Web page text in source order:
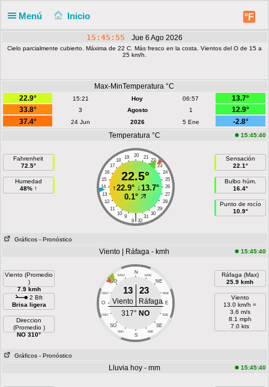
Menú Inicio °F
15:45:55 Jue 6 Ago 2026
Cielo parcialmente cubierto. Máxima de 22 C. Más fresco en la costa. Vientos del O de 15 a
25 km/h.
Max-MinTemperatura °C
22.9°
15:21 Hoy 06:57
13.7°
33.8°
3 Agosto 1
12.9°
37.4°
24 Jun 2026 5 Ene
-2.8°
Temperatura °C
15:45:40
Fahrenheit
72.5°
Humedad
48% ↑
20
19 21
18
22
17
23
16
24
15
25
14
26
13
27
12
28
11
29
10
30
9 31
|
8 32
22.5°
↑22.9°↓13.7°
0.1°
Sensación
22.1°
Bulbo húm.
16.4°
Punto de rocío
10.9°
Gráficos - Pronóstico
Viento | Ráfaga - kmh 15:45:40
Viento (Promedio
)
7.9 kmh
2 Bft
Brisa ligera
Direccion
(Promedio )
NO 310°
N
NNO NNE
NO NE
ONO ENE
O E
OSO ESE
SO SE
SSO SSE
S
13 23
Viento
Ráfaga
317° NO
Ráfaga (Max)
25.9 kmh
Viento
13.0 km/h =
3.6 m/s
8.1 mph
7.0 kts
Gráficos - Pronóstico
Lluvia hoy - mm 15:45:40